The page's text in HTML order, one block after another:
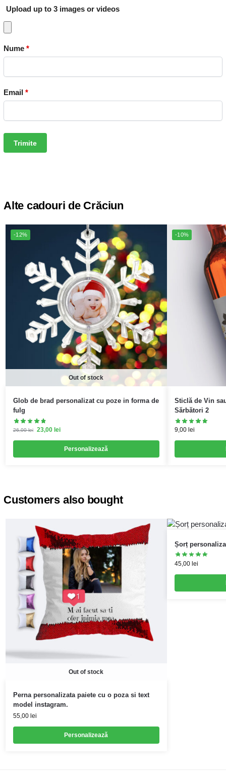
Upload up to 3 images or videos
Nume *
Email *
Alte cadouri de Crăciun
-12%
Out of stock
Glob de brad personalizat cu poze in forma de
fulg
26,00lei 23,00 lei
Personalizează
-10%
Sticlă de Vin
Sărbători 2
9,00 lei
Customers also bought
Out of stock
Perna personalizata paiete cu o poza si text
model instagram.
55,00 lei
Personalizează
Șorț
45,00 lei